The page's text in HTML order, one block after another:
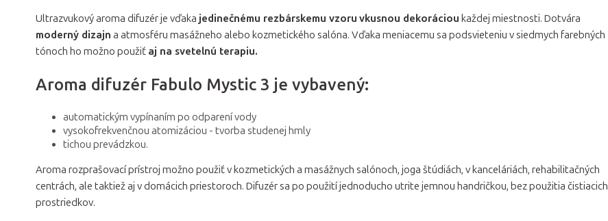
Ultrazvukový aroma difuzér je vďaka jedinečnému rezbárskemu vzoru vkusnou dekoráciou každej miestnosti. Dotvára
moderný dizajn a atmosféru masážneho alebo kozmetického salóna. Vďaka meniacemu sa podsvieteniu v siedmych farebných
tónoch ho možno použiť aj na svetelnú terapiu.
Aroma difuzér Fabulo Mystic 3 je vybavený:
automatickým vypínaním po odparení vody
vysokofrekvenčnou atomizáciou - tvorba studenej hmly
tichou prevádzkou.
Aroma rozprašovací prístroj možno použiť v kozmetických a masážnych salónoch, joga štúdiách, v kanceláriách, rehabilitačných
centrách, ale taktiež aj v domácich priestoroch. Difuzér sa po použití jednoducho utrite jemnou handričkou, bez použitia čistiacich
prostriedkov.